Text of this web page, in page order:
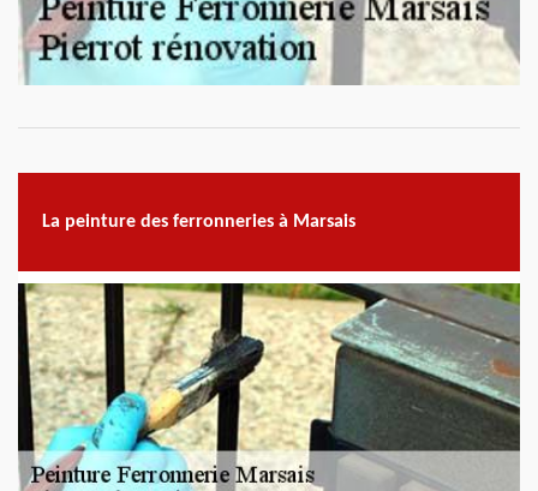
La peinture des ferronneries à Marsais